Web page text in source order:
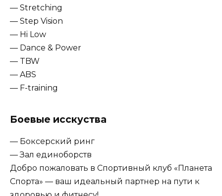
— Stretching
— Step Vision
— Hi Low
— Dance & Power
— TBW
— ABS
— F-training
Боевые исскуства
— Боксерский ринг
— Зал единоборств
Добро пожаловать в Спортивный клуб «Планета
Спорта» — ваш идеальный партнер на пути к